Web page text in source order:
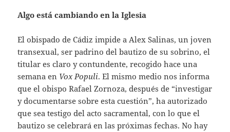
Algo está cambiando en la Iglesia
El obispado de Cádiz impide a Alex Salinas, un joven
transexual, ser padrino del bautizo de su sobrino, el
titular es claro y contundente, recogido hace una
semana en Vox Populi. El mismo medio nos informa
que el obispo Rafael Zornoza, después de “investigar
y documentarse sobre esta cuestión”, ha autorizado
que sea testigo del acto sacramental, con lo que el
bautizo se celebrará en las próximas fechas. No hay